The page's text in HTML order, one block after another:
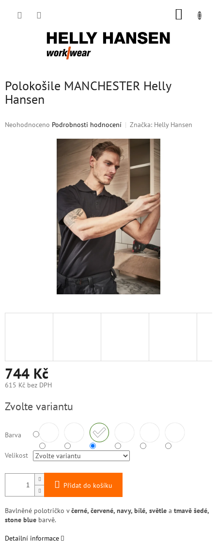
Polokošile MANCHESTER Helly
Hansen
Průměrné
Neohodnoceno Podrobnosti hodnocení Značka: Helly Hansen
744 Kč
615 Kč bez DPH
cena:
Zvolte variantu
Barva
Velikost
Přidat do košíku
Bavlněné polotričko včerné, červené, navy, bílé, světle a tmavě šedé,
stone blue barvě.
Detailní informace